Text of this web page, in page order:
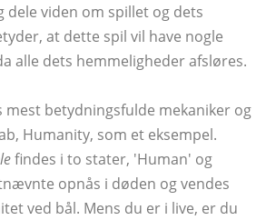
viden om spillet og dets
at dette spil vil have nogle
alle dets hemmeligheder afsløres.
mest betydningsfulde mekaniker og
Humanity, som et eksempel.
findes i to stater, 'Human' og
opnås i døden og vendes
ved bål. Mens du er i live, er du